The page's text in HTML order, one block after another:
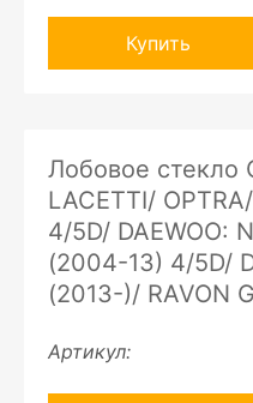
Купить
Лобовое стекло
LACETTI/
4/5D/ DAEWOO:
(2004-13) 4/5D/
(2013-)/ RAVON
Артикул: